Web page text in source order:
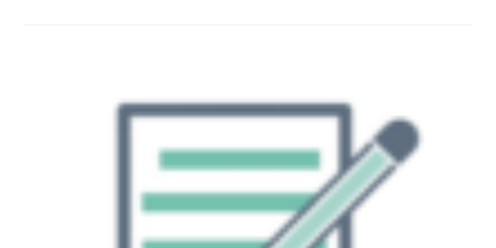
EL
30
1
Y
2
DE
SEPTIEMBRE
DE
2022